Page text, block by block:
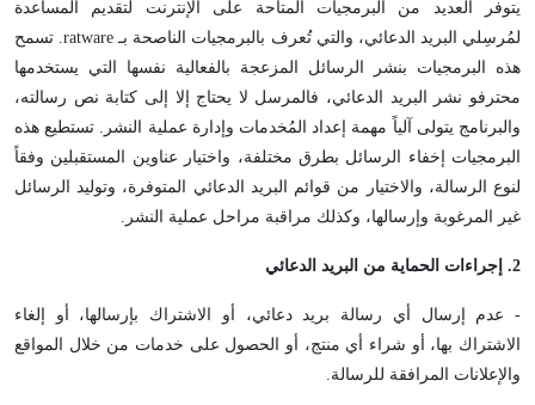
يتوفر العديد من البرمجيات المتاحة على الإنترنت لتقديم المساعدة
لمُرسِلي البريد الدعائي، والتي تُعرف بالبرمجيات الناصحة بـ ratware. تسمح
هذه البرمجيات بنشر الرسائل المزعجة بالفعالية نفسها التي يستخدمها
محترفو نشر البريد الدعائي، فالمرسل لا يحتاج إلا إلى كتابة نص رسالته،
والبرنامج يتولى آلياً مهمة إعداد المُخدمات وإدارة عملية النشر. تستطيع هذه
البرمجيات إخفاء الرسائل بطرق مختلفة، واختيار عناوين المستقبلين وفقاً
لنوع الرسالة، والاختيار من قوائم البريد الدعائي المتوفرة، وتوليد الرسائل
غير المرغوبة وإرسالها، وكذلك مراقبة مراحل عملية النشر.
2. إجراءات الحماية من البريد الدعائي
- عدم إرسال أي رسالة بريد دعائي، أو الاشتراك بإرسالها، أو إلغاء
الاشتراك بها، أو شراء أي منتج، أو الحصول على خدمات من خلال المواقع
والإعلانات المرافقة للرسالة.